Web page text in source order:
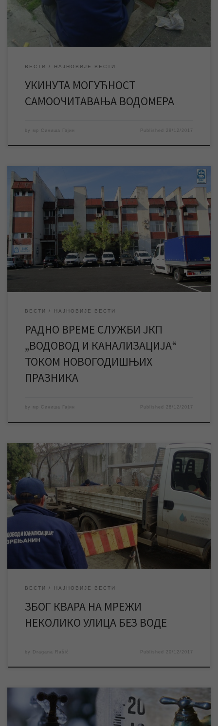
самочитача. Oдборници Скупштине града Зрењанина су на […]
ВЕСТИ НАЈНОВИЈЕ ВЕСТИ
УКИНУТА МОГУЋНОСТ
САМООЧИТАВАЊА ВОДОМЕРА
by мр Синиша Гајин Published 29/12/2017
У понедељак 01.01. и у уторак 02.01.2018. године неће радити
наплатна места ЈКП „Водовод и канализација“, као ни шалтери
за подношење рекламација и инфо-пулт који се налазе у
приземљу зграде предузећа у Петефијевој 3. Од среде 03.
јануара сва наплатна места радиће по устаљеном радном
времену осим наплатног места у […]
ВЕСТИ НАЈНОВИЈЕ ВЕСТИ
РАДНО ВРЕМЕ СЛУЖБИ ЈКП
„ВОДОВОД И КАНАЛИЗАЦИЈА“
ТОКОМ НОВОГОДИШЊИХ
ПРАЗНИКА
by мр Синиша Гајин Published 28/12/2017
Због квара на уличној водоводној мрежи у Железничкој улици
дошло је до прекида водоснабдевања у поменутој и околним
улицама, као и у улици Бригадира Ристића. Екипе ЈКП „Водовод
и канализација“ су на терену од момента пријаве квара и раде
на отклањању истог. Према проценама са терена квар ће
бити отклоњен, […]
ВЕСТИ НАЈНОВИЈЕ ВЕСТИ
ЗБОГ КВАРА НА МРЕЖИ
НЕКОЛИКО УЛИЦА БЕЗ ВОДЕ
by Dragana Rašić Published 20/12/2017
Ниске температуре могу проузроковати смрзавања и